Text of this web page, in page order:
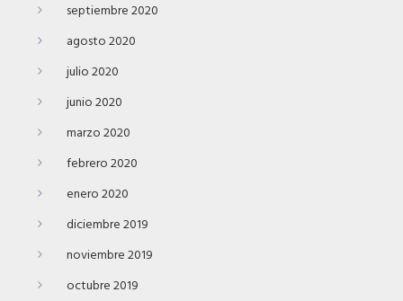
septiembre 2020
agosto 2020
julio 2020
junio 2020
marzo 2020
febrero 2020
enero 2020
diciembre 2019
noviembre 2019
octubre 2019